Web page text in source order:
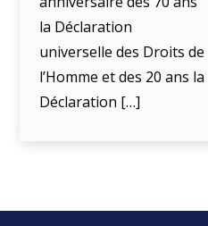
la Déclaration
universelle des Droits de
l’Homme et des 20 ans la
Déclaration […]